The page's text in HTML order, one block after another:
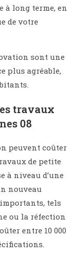
à long terme, en
de votre
sont une
plus agréable,
travaux
08
peuvent coûter
de petite
à niveau d’une
nouveau
tels
ou la réfection
entre 10 000